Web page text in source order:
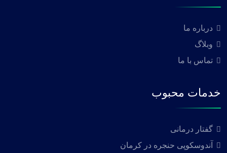
درباره ما
وبلاگ
تماس با ما
خدمات محبوب
گفتار درمانی
آندوسکوپی حنجره در کرمان